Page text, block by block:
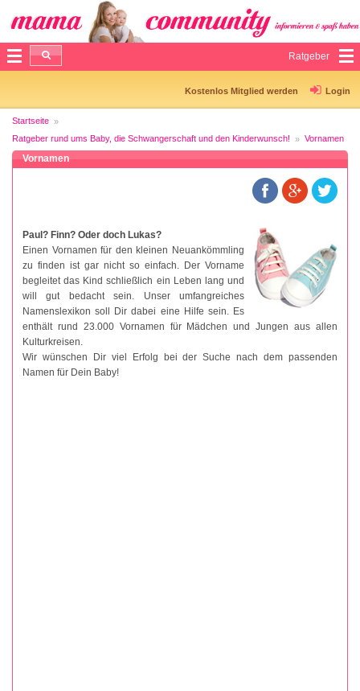
Ratgeber
Kostenlos Mitglied werden Login
Startseite
Ratgeber rund ums Baby, die Schwangerschaft und den Kinderwunsch!
Vornamen
Vornamen
Paul? Finn? Oder doch Lukas?
Einen Vornamen für den kleinen Neuankömmling
zu finden ist gar nicht so einfach. Der Vorname
begleitet das Kind schließlich ein Leben lang und
will gut bedacht sein. Unser umfangreiches
Namenslexikon soll Dir dabei eine Hilfe sein. Es
enthält rund 23.000 Vornamen für Mädchen und Jungen aus allen
Kulturkreisen.
Wir wünschen Dir viel Erfolg bei der Suche nach dem passenden
Namen für Dein Baby!